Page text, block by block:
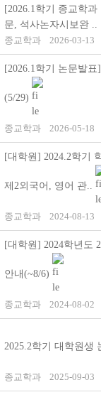
[2026.1학기 종교학
문, 석사논자시보완 ..
종교학과
2026-03-13
[2026.1학기 논문발
(5/29)
종교학과 2026-05-18
[대학원] 2024.2학기
제2외국어, 영어 관..
종교학과 2024-08-13
[대학원] 2024학년도
안내(~8/6)
종교학과 2024-08-02
2025.2학기 대학원생
종교학과 2025-09-03